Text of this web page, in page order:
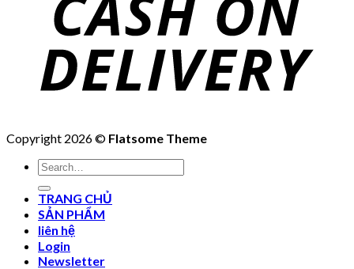
Copyright 2026 © Flatsome Theme
Search
for:
TRANG CHỦ
SẢN PHẨM
liên hệ
Login
Newsletter